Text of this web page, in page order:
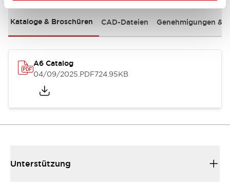
Kataloge & Broschüren CAD-Dateien Genehmigungen &
A6 Catalog
04/09/2025.PDF724.95KB
Unterstützung